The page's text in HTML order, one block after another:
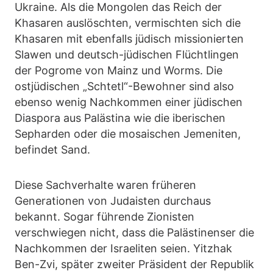
Ukraine. Als die Mongolen das Reich der
Khasaren auslöschten, vermischten sich die
Khasaren mit ebenfalls jüdisch missionierten
Slawen und deutsch-jüdischen Flüchtlingen
der Pogrome von Mainz und Worms. Die
ostjüdischen „Schtetl“-Bewohner sind also
ebenso wenig Nachkommen einer jüdischen
Diaspora aus Palästina wie die iberischen
Sepharden oder die mosaischen Jemeniten,
befindet Sand.
Diese Sachverhalte waren früheren
Generationen von Judaisten durchaus
bekannt. Sogar führende Zionisten
verschwiegen nicht, dass die Palästinenser die
Nachkommen der Israeliten seien. Yitzhak
Ben-Zvi, später zweiter Präsident der Republik